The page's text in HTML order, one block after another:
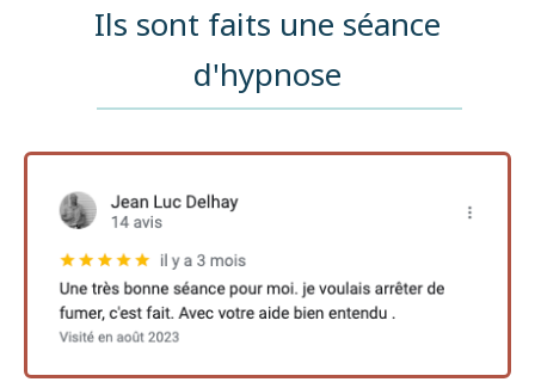
Ils sont faits une séance
d'hypnose